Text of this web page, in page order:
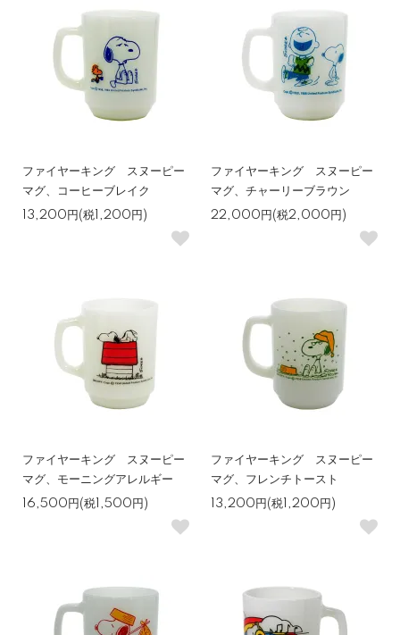
ファイヤーキング スヌーピー
マグ、コーヒーブレイク
13,200円(税1,200円)
ファイヤーキング スヌーピー
マグ、チャーリーブラウン
22,000円(税2,000円)
ファイヤーキング スヌーピー
マグ、モーニングアレルギー
16,500円(税1,500円)
ファイヤーキング スヌーピー
マグ、フレンチトースト
13,200円(税1,200円)